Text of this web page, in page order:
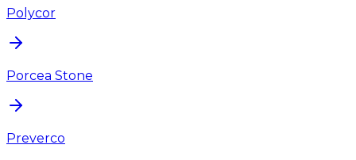
Polycor
Porcea Stone
Preverco